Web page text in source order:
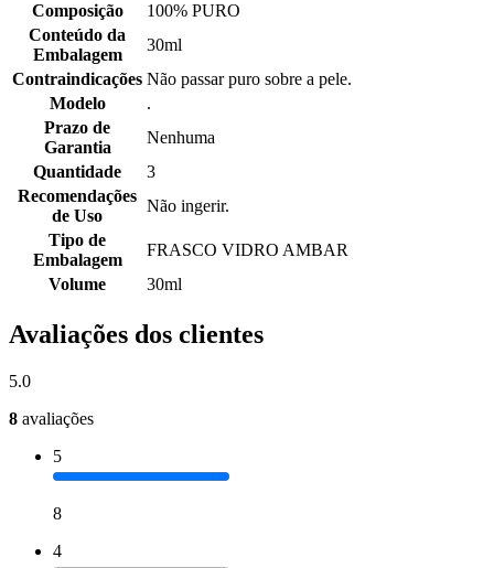
Composição
100% PURO
Conteúdo da
Embalagem
30ml
Contraindicações Não passar puro sobre a pele.
Modelo
.
Prazo de
Garantia
Nenhuma
Quantidade
3
Recomendações
de Uso
Não ingerir.
Tipo de
Embalagem
FRASCO VIDRO AMBAR
Volume
30ml
Avaliações dos clientes
5.0
8 avaliações
5
8
4